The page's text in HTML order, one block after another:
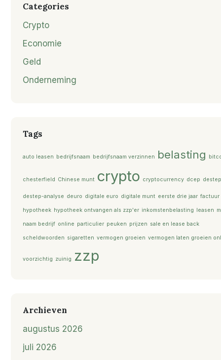
Categories
Crypto
Economie
Geld
Onderneming
Tags
auto leasen bedrijfsnaam bedrijfsnaam verzinnen belasting
chesterfield Chinese munt crypto cryptocurrency dcep destep
destep-analyse deuro digitale euro digitale munt eerste drie jaar factuur
hypotheek hypotheek ontvangen als zzp'er inkomstenbelasting leasen
naam bedrijf online particulier peuken prijzen sale en lease back
scheldwoorden sigaretten vermogen groeien vermogen laten groeien
voorzichtig zuinig zzp
Archieven
augustus 2026
juli 2026